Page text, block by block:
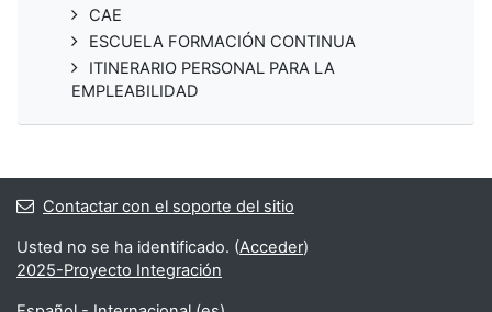
CAE
ESCUELA FORMACIÓN CONTINUA
ITINERARIO PERSONAL PARA LA
EMPLEABILIDAD
Contactar con el soporte del sitio
Usted no se ha identificado. (Acceder)
2025-Proyecto Integración